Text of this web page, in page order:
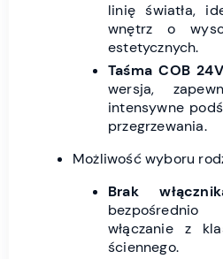
linię światła,
wnętrz o
estetycznych.
Taśma COB 24V
wersja,
intensywne
przegrzewania.
Możliwość wyboru
Brak
włączanie z
ściennego.